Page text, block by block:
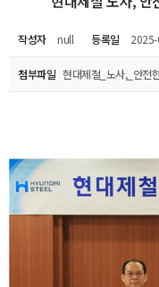
작성자 null 등록일
첨부파일 현대제철_노사,_안전